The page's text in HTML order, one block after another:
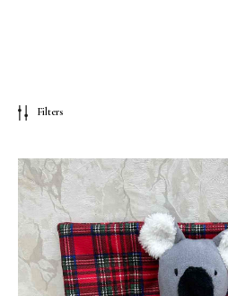
Filters